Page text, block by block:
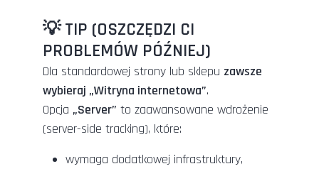
💡 TIP (OSZCZĘDZI CI
PROBLEMÓW PÓŹNIEJ)
Dla standardowej strony lub sklepu zawsze
wybieraj „Witryna internetowa”.
Opcja „Server” to zaawansowane wdrożenie
(server-side tracking), które:
wymaga dodatkowej infrastruktury,